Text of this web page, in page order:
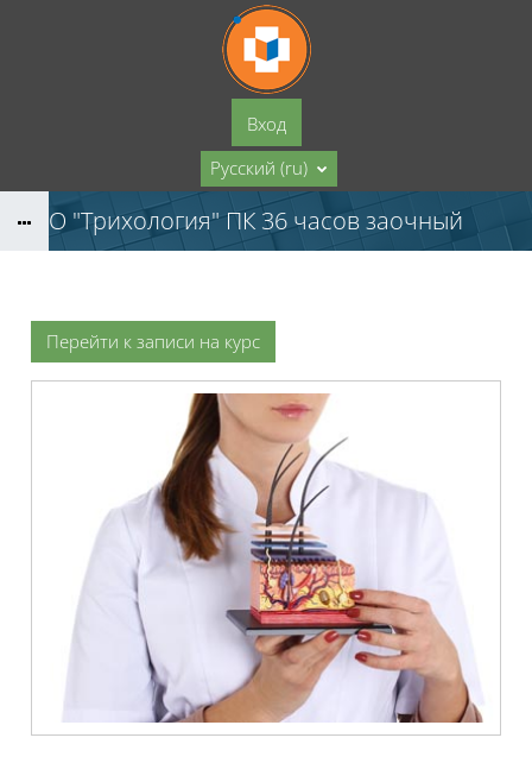
Перейти к основному содержанию
Вход
Русский ‎(ru)‎
НМО "Трихология" ПК 36 часов заочный
Перейти к записи на курс